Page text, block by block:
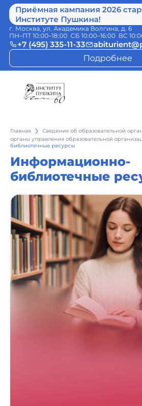
Приёмная кампания 2026
Институте Пушкина!
г. Москва, ул. Академика Волгина, д. 6
ПН–ПТ 10:00–18:00 СБ 10:00–16:00 ВС
+7 (495) 335-11-33
Подробнее
Главная Сведения об образовательной
органы управления образовательной
библиотечные ресурсы
Информационно-
библиотечные